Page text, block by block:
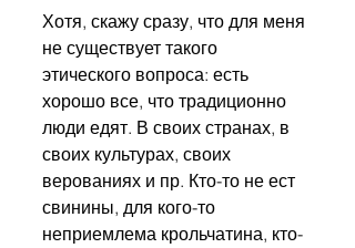
Хотя, скажу сразу, что для меня
не существует такого
этического вопроса: есть
хорошо все, что традиционно
люди едят. В своих странах, в
своих культурах, своих
верованиях и пр. Кто-то не ест
свинины, для кого-то
неприемлема крольчатина, кто-